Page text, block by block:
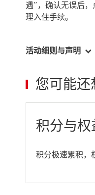
遇”，确认无误后
理入住手续。
活动细则与声明
您可能还
积分与权
This
积分极速累积，